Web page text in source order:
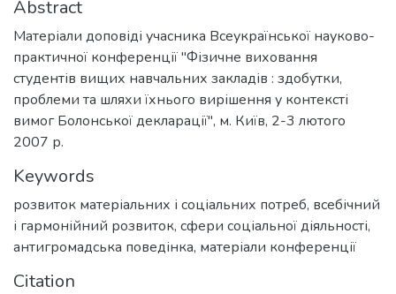
Abstract
Матеріали доповіді учасника Всеукраїнської науково-
практичної конференції "Фізичне виховання
студентів вищих навчальних закладів : здобутки,
проблеми та шляхи їхнього вирішення у контексті
вимог Болонської декларації", м. Київ, 2-3 лютого
2007 р.
Keywords
розвиток матеріальних і соціальних потреб, всебічний
і гармонійний розвиток, сфери соціальної діяльності,
антигромадська поведінка, матеріали конференції
Citation